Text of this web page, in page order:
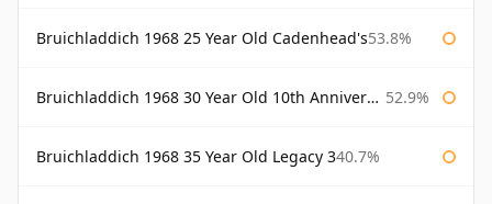
Bruichladdich 1968 25 Year Old Cadenhead's53.8%
Bruichladdich 1968 30 Year Old 10th Anniversary Signatory 52.9%
Bruichladdich 1968 35 Year Old Legacy 340.7%